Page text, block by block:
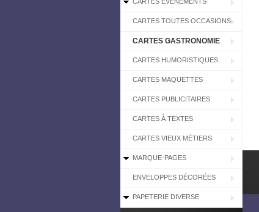
CARTES TOUTES OCCASIONS
CARTES GASTRONOMIE
CARTES HUMORISTIQUES
CARTES MAQUETTES
CARTES PUBLICITAIRES
CARTES À TEXTES
CARTES VIEUX MÉTIERS
MARQUE-PAGES
ENVELOPPES DÉCORÉES
PAPETERIE DIVERSE